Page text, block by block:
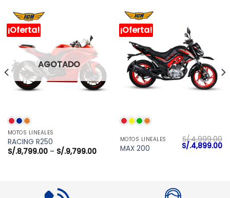
¡Oferta!
AGOTADO
MOTOS LINEALES
RACING R250
S/.8,799.00– S/.9,799.00
¡Oferta!
MOTOS LINEALES
MAX 200
S/.4,999.00
El
precio
S/.4,899.00El